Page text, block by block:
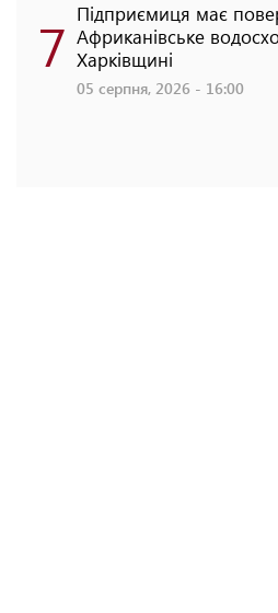
7 Підприємиця має
Африканівське
Харківщині
05 серпня, 2026 - 16:00